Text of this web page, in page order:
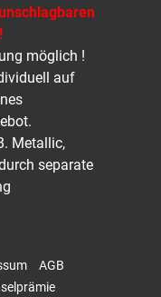
möglich !
auf
Metallic,
separate
AGB